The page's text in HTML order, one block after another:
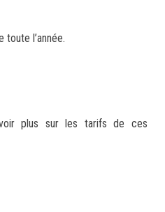
l’année.
plus sur les tarifs de ces